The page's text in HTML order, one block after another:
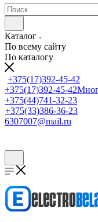
Каталог
По всему сайту
По каталогу
+375(17)392-45-42
+375(17)392-45-42
+375(44)741-32-23
+375(33)386-36-23
6307007@mail.ru